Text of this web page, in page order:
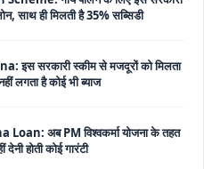
सरकारी स्कीम से मजदूरों को मिलता
लगता है कोई भी ब्याज
अब PM विश्वकर्मा योजना के तहत
होती कोई गारंटी
Loan: पशुपालन बिजनेस के लिए
योजना ने मचाया तहलका